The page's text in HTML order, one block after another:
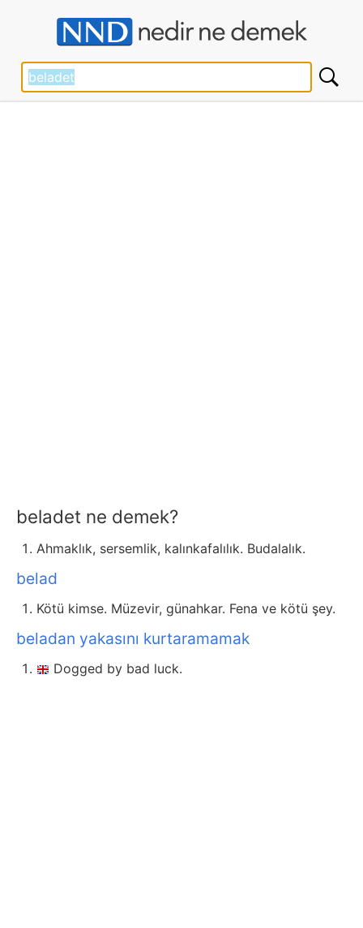
beladet ne demek?
Ahmaklık, sersemlik, kalınkafalılık. Budalalık.
belad
Kötü kimse. Müzevir, günahkar. Fena ve kötü şey.
beladan yakasını kurtaramamak
Dogged by bad luck.